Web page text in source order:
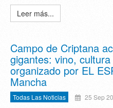
Leer más...
Campo de Criptana
gigantes: vino, cultura
organizado por EL
Mancha
Todas Las Noticias 25 Sep